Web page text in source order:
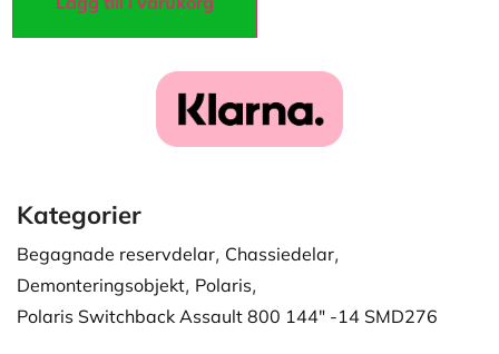
Kategorier
Begagnade reservdelar, Chassiedelar,
Demonteringsobjekt, Polaris,
Polaris Switchback Assault 800 144" -14 SMD276